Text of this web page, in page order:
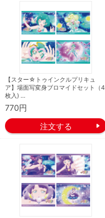
【スター☆トゥインクルプリキュ
ア】場面写変身ブロマイドセット（4
枚入) …
770円